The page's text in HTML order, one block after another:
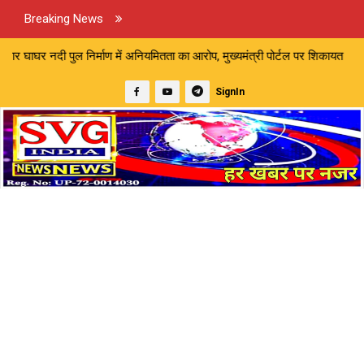
Breaking News
में अनियमितता का आरोप, मुख्यमंत्री पोर्टल पर शिकायत | मारपीट और
SignIn